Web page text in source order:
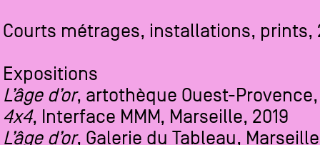
Courts métrages, installations, prints,
Expositions
L’âge d’or, artothèque Ouest-
4x4, Interface MMM, Marseille, 2019
L’âge d’or, Galerie du Tableau,